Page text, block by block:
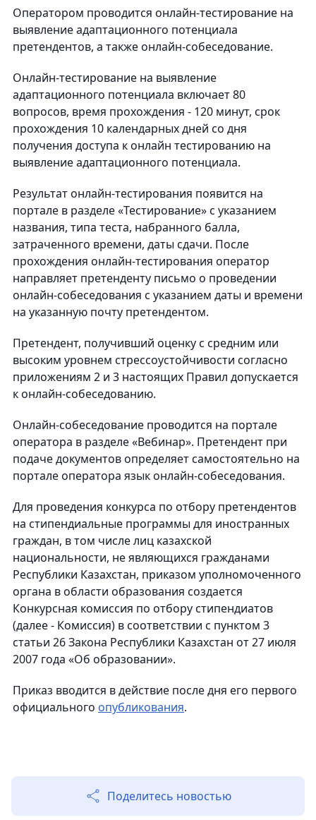
Оператором проводится онлайн-тестирование на
выявление адаптационного потенциала
претендентов, а также онлайн-собеседование.
Онлайн-тестирование на выявление
адаптационного потенциала включает 80
вопросов, время прохождения - 120 минут, срок
прохождения 10 календарных дней со дня
получения доступа к онлайн тестированию на
выявление адаптационного потенциала.
Результат онлайн-тестирования появится на
портале в разделе «Тестирование» с указанием
названия, типа теста, набранного балла,
затраченного времени, даты сдачи. После
прохождения онлайн-тестирования оператор
направляет претенденту письмо о проведении
онлайн-собеседования с указанием даты и времени
на указанную почту претендентом.
Претендент, получивший оценку с средним или
высоким уровнем стрессоустойчивости согласно
приложениям 2 и 3 настоящих Правил допускается
к онлайн-собеседованию.
Онлайн-собеседование проводится на портале
оператора в разделе «Вебинар». Претендент при
подаче документов определяет самостоятельно на
портале оператора язык онлайн-собеседования.
Для проведения конкурса по отбору претендентов
на стипендиальные программы для иностранных
граждан, в том числе лиц казахской
национальности, не являющихся гражданами
Республики Казахстан, приказом уполномоченного
органа в области образования создается
Конкурсная комиссия по отбору стипендиатов
(далее - Комиссия) в соответствии с пунктом 3
статьи 26 Закона Республики Казахстан от 27 июля
2007 года «Об образовании».
Приказ вводится в действие после дня его первого
официального опубликования.
Поделитесь новостью